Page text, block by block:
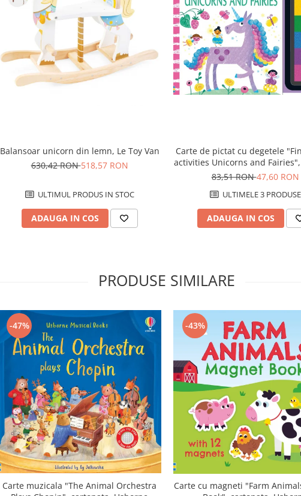
Balansoar unicorn din lemn, Le Toy Van
630,42 RON518,57 RON
ULTIMUL PRODUS IN STOC
ADAUGA IN COS
Carte de pictat cu degetele
activities Unicorns and
83,51 RON47,60 RON
ULTIMELE 3 PRODUSE
ADAUGA IN COS
PRODUSE SIMILARE
-47%
Carte muzicala "The Animal Orchestra
-43%
Carte cu magneti "Farm